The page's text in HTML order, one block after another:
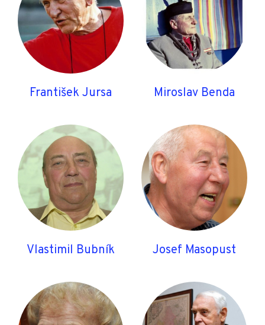
František Jursa Miroslav Benda
Vlastimil Bubník Josef Masopust